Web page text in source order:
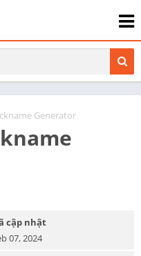
Generator
cập nhật
07, 2024